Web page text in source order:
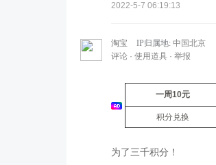
2022-5-7 06:19:13
淘宝 IP归属地: 中国北京
评论 · 使用道具 · 举报
一周10元
积分兑换
为了三千积分！